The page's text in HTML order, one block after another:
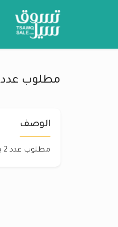
مطلوب عدد 2 بائع أقمشة رجالية خبرة للعمل
الوصف
مطلوب عدد 2 بائع أقمشة رجالية خبرة للعمل معنا للتواصل٥٠٨٤٢٩١٠